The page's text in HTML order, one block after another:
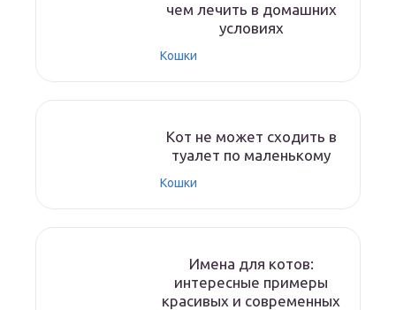
чем лечить в домашних
условиях
Кошки
Кот не может сходить в
туалет по маленькому
Кошки
Имена для котов:
интересные примеры
красивых и современных